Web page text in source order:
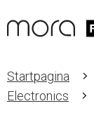
Startpagina
Electronics